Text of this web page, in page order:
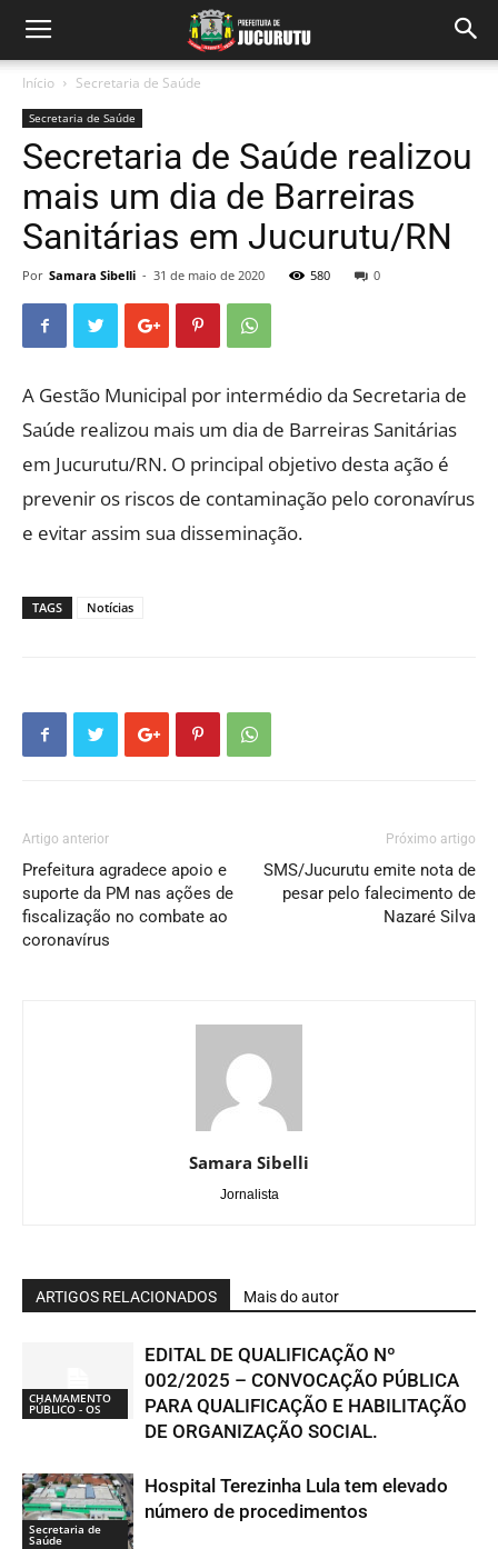
Início Secretaria de Saúde
Secretaria de Saúde
Secretaria de Saúde realizou
mais um dia de Barreiras
Sanitárias em Jucurutu/RN
Por Samara Sibelli - 31 de maio de 2020 580 0
A Gestão Municipal por intermédio da Secretaria de
Saúde realizou mais um dia de Barreiras Sanitárias
em Jucurutu/RN. O principal objetivo desta ação é
prevenir os riscos de contaminação pelo coronavírus
e evitar assim sua disseminação.
TAGS Notícias
Artigo anterior
Prefeitura agradece apoio e
suporte da PM nas ações de
fiscalização no combate ao
coronavírus
Próximo artigo
SMS/Jucurutu emite nota de
pesar pelo falecimento de
Nazaré Silva
Samara Sibelli
Jornalista
ARTIGOS RELACIONADOS Mais do autor
CHAMAMENTO
PÚBLICO - OS
EDITAL DE QUALIFICAÇÃO Nº
002/2025 – CONVOCAÇÃO PÚBLICA
PARA QUALIFICAÇÃO E HABILITAÇÃO
DE ORGANIZAÇÃO SOCIAL.
Secretaria de
Saúde
Hospital Terezinha Lula tem elevado
número de procedimentos